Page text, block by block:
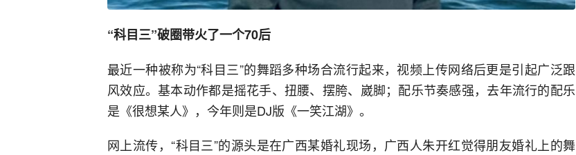
“科目三”破圈带火了一个70后
最近一种被称为“科目三”的舞蹈多种场合流行起来，视频上传网络后更是引起广泛跟
风效应。基本动作都是摇花手、扭腰、摆胯、崴脚；配乐节奏感强，去年流行的配乐
是《很想某人》，今年则是DJ版《一笑江湖》。
网上流传，“科目三”的源头是在广西某婚礼现场，广西人朱开红觉得朋友婚礼上的舞